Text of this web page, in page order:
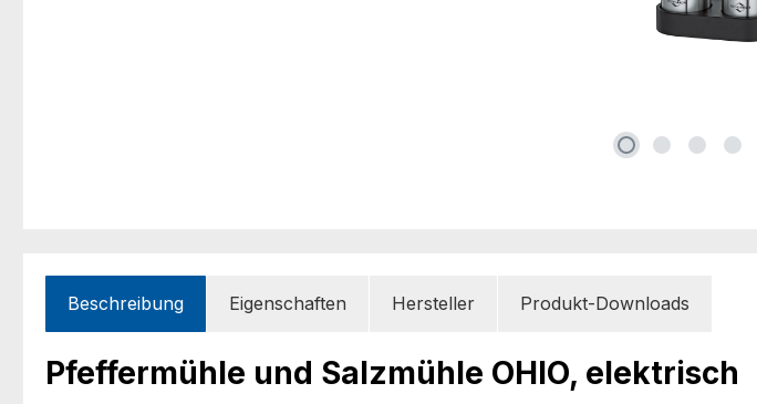
Beschreibung Eigenschaften Hersteller Produkt-Downloads
Pfeffermühle und Salzmühle OHIO, elektrisch